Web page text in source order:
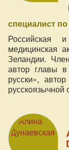
специалист
Российская
медицинская
Зеландии.
автор главы
русски»,
русскоязычной